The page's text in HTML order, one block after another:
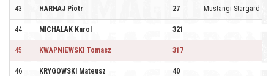
43 HARHAJ Piotr 27 Mustangi Stargard
44 MICHALAK Karol 321
45 KWAPNIEWSKI Tomasz 317
46 KRYGOWSKI Mateusz 40